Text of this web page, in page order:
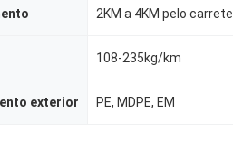
2KM a 4KM pelo carretel.
108-235kg/km
exterior PE, MDPE, EM